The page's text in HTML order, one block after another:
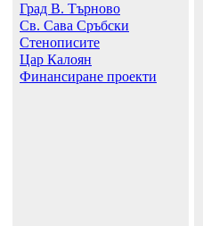
Град В. Търново
Св. Сава Сръбски
Стенописите
Цар Калоян
Финансиране проекти